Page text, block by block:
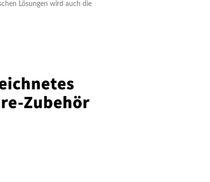
Lösungen wird auch die